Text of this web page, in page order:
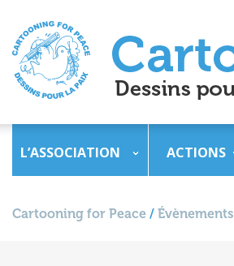
L’ASSOCIATION ACTIONS
Cartooning for Peace / Évènements